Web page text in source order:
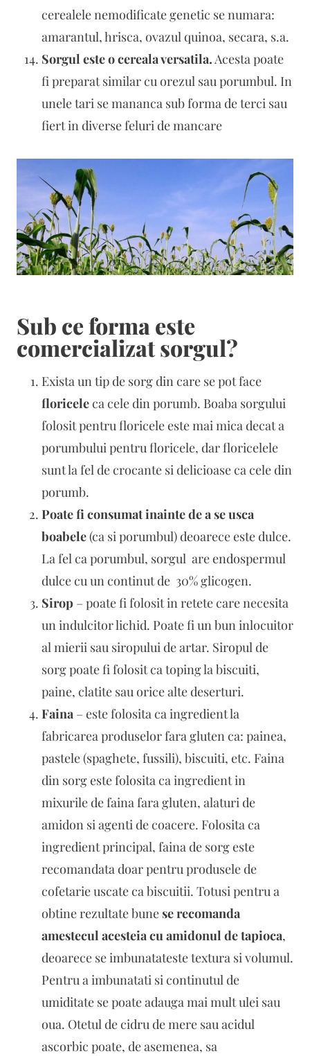
cerealele nemodificate genetic se numara:
amarantul, hrisca, ovazul quinoa, secara, s.a.
Sorgul este o cereala versatila. Acesta poate
fi preparat similar cu orezul sau porumbul. In
unele tari se mananca sub forma de terci sau
fiert in diverse feluri de mancare
Sub ce forma este
comercializat sorgul?
Exista un tip de sorg din care se pot face
floriceleca cele din porumb. Boaba sorgului
folosit pentru floricele este mai mica decat a
porumbului pentru floricele, dar floricelele
sunt la fel de crocante si delicioase ca cele din
porumb.
Poate fi consumat inainte de a se usca
boabele(ca si porumbul) deoarece este dulce.
La fel ca porumbul, sorgul are endospermul
dulce cu un continut de 30% glicogen.
Sirop – poate fi folosit in retete care necesita
un indulcitor lichid. Poate fi un bun inlocuitor
al mierii sau siropului de artar. Siropul de
sorg poate fi folosit ca toping la biscuiti,
paine, clatite sau orice alte deserturi.
Faina – este folosita ca ingredient la
fabricarea produselor fara gluten ca: painea,
pastele (spaghete, fussili), biscuiti, etc. Faina
din sorg este folosita ca ingredient in
mixurile de faina fara gluten, alaturi de
amidon si agenti de coacere. Folosita ca
ingredient principal, faina de sorg este
recomandata doar pentru produsele de
cofetarie uscate ca biscuitii. Totusi pentru a
obtine rezultate bunese recomanda
amestecul acesteia cu amidonul de tapioca,
deoarece se imbunatateste textura si volumul.
Pentru a imbunatati si continutul de
umiditate se poate adauga mai mult ulei sau
oua. Otetul de cidru de mere sau acidul
ascorbic poate, de asemenea, sa